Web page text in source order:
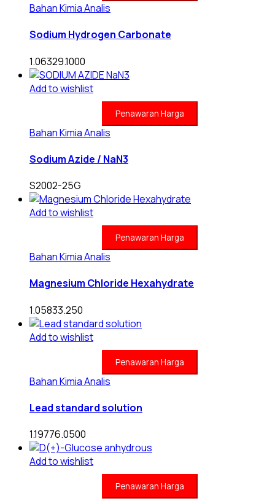
Bahan Kimia Analis
Sodium Hydrogen Carbonate
1.06329.1000
Add to wishlist
Penawaran Harga
Bahan Kimia Analis
Sodium Azide / NaN3
S2002-25G
Add to wishlist
Penawaran Harga
Bahan Kimia Analis
Magnesium Chloride Hexahydrate
1.05833.250
Add to wishlist
Penawaran Harga
Bahan Kimia Analis
Lead standard solution
1.19776.0500
Add to wishlist
Penawaran Harga